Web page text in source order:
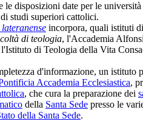
le disposizioni date per le
studi superiori cattolici.
incorpora, quali istituti di
di teologia, l'Accademia
di Teologia della Vita
d'informazione, un istituto
Accademia Ecclesiastica,
, che cura la preparazione dei
della Santa Sede presso le
della Santa Sede.